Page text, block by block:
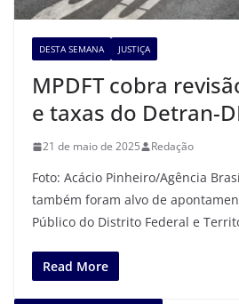
DESTA SEMANA JUSTIÇA
MPDFT cobra
e taxas do Detran-
21 de maio de 2025 Redação
Foto: Acácio Pinheiro/Agência
também foram alvo de
Público do Distrito Federal e
Read More